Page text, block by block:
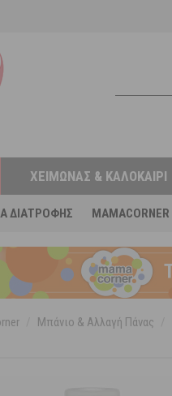
ΔΙΑΤΡΟΦΉΣ MAMACORNER
ΧΕΙΜΏΝΑΣ & ΚΑΛΟΚΑΊΡΙ
Μπάνιο & Αλλαγή Πάνας